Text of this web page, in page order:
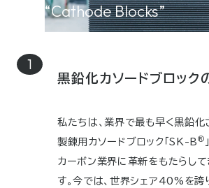
“Cathode Blocks”
黒鉛化カソードブロック
私たちは、業界で最も早く黒鉛化
製錬用カソードブロック「SK-B®
カーボン業界に革新をもたらして
す。今では、世界シェア40%を誇